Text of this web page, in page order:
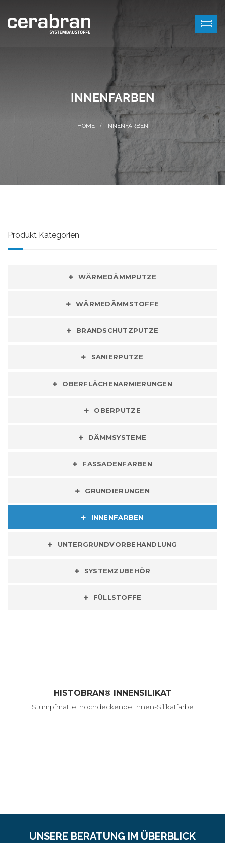
INNENFARBEN
INNENFARBEN
Produkt Kategorien
WÄRMEDÄMMPUTZE
WÄRMEDÄMMSTOFFE
BRANDSCHUTZPUTZE
SANIERPUTZE
OBERFLÄCHENARMIERUNGEN
OBERPUTZE
DÄMMSYSTEME
FASSADENFARBEN
GRUNDIERUNGEN
INNENFARBEN
UNTERGRUNDVORBEHANDLUNG
SYSTEMZUBEHÖR
FÜLLSTOFFE
HISTOBRAN® INNENSILIKAT
Stumpfmatte, hochdeckende Innen-Silikatfarbe
UNSERE BERATUNG IM ÜBERBLICK